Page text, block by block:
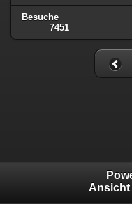
Besuche
7451
Ansicht